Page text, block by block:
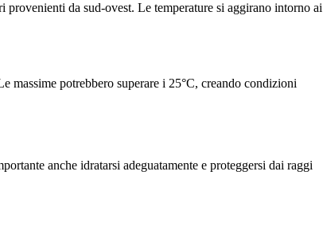
da sud-ovest. Le temperature si aggirano intorno ai
massime potrebbero superare i 25°C, creando condizioni
anche idratarsi adeguatamente e proteggersi dai raggi